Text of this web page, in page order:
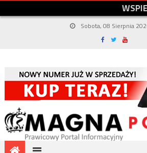
WSPIE
Sobota, 08 Sierpnia